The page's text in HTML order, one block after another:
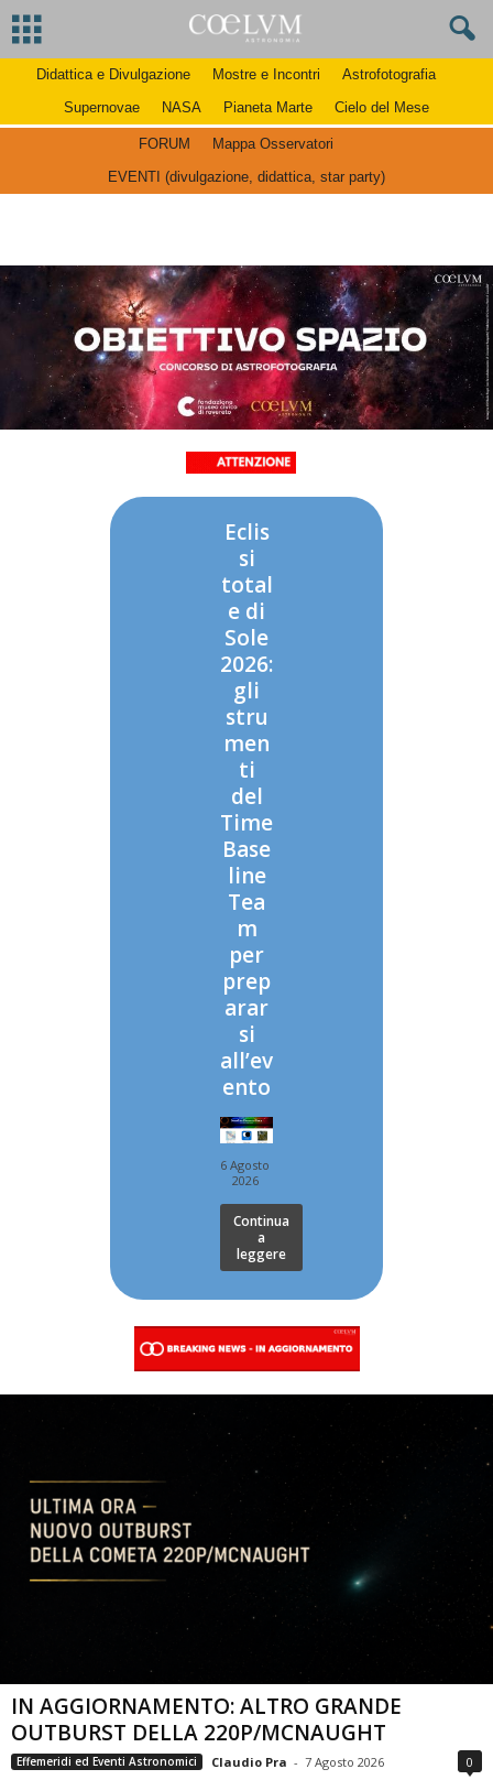
Didattica e Divulgazione Mostre e Incontri
Astrofotografia
Supernovae
NASA Pianeta Marte Cielo del Mese
FORUM
Mappa Osservatori
EVENTI (divulgazione, didattica, star party)
Eclis
si
total
e di
Sole
2026:
gli
stru
men
ti
del
Time
Base
line
Tea
m
per
prep
arar
si
all’ev
ento
6 Agosto
2026
Continua
a
leggere
IN AGGIORNAMENTO: ALTRO GRANDE
OUTBURST DELLA 220P/MCNAUGHT
Effemeridi ed Eventi Astronomici Claudio Pra - 7 Agosto 2026 0